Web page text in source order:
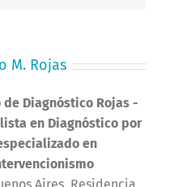
M. Rojas
Diagnóstico Rojas -
en Diagnóstico por
en